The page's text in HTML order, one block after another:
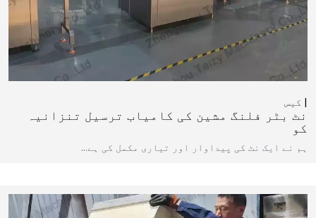
کیس
نٹ بٹر فلنگ مشین کی کامیاب ترسیل تنزانیہ
کو
ہم نے ایک نٹ کی پیداوار اور تیاری مکمل کی ہے…